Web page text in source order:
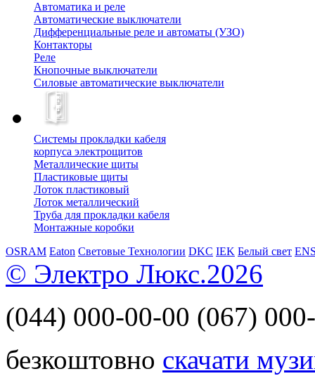
Автоматика и реле
Автоматические выключатели
Дифференциальные реле и автоматы (УЗО)
Контакторы
Реле
Кнопочные выключатели
Силовые автоматические выключатели
Системы прокладки кабеля
корпуса электрощитов
Металлические щиты
Пластиковые щиты
Лоток пластиковый
Лоток металлический
Труба для прокладки кабеля
Монтажные коробки
OSRAM Eaton Световые Технологии DKC IEK Белый свет
© Электро Люкс.2026
(044) 000-00-00 (067)
безкоштовно скачати